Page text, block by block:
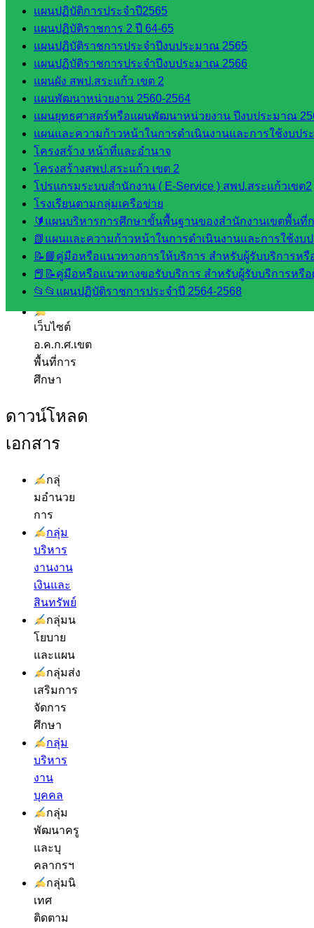
แผนปฏิบัติการประจำปี2565
แผนปฏิบัติราชการ 2 ปี 64-65
แผนปฏิบัติราชการประจำปีงบประมาณ 2565
แผนปฏิบัติราชการประจำปีงบประมาณ 2566
แผนผัง สพป.สระแก้ว เขต 2
แผนพัฒนาหน่วยงาน 2560-2564
แผนยุทธศาสตร์หรือแผนพัฒนาหน่วยงาน ปีงบประมาณ
แผนและความก้าวหน้าในการดำเนินงานและการใช้งบป
โครงสร้าง หน้าที่และอำนาจ
โครงสร้างสพป.สระแก้ว เขต 2
โปรแกรมระบบสำนักงาน ( E-Service ) สพป.สระแก้วเขต2
โรงเรียนตามกลุ่มเครือข่าย
🔰แผนบริหารการศึกษาขั้นพื้นฐานของสำนักงานเขตพื้นที่
📗แผนและความก้าวหน้าในการดำเนินงานและการใช้งบ
📝📘คู่มือหรือแนวทางการให้บริการ สำหรับผู้รับบริการห
📕📝คู่มือหรือแนวทางขอรับบริการ สำหรับผู้รับบริการหรื
📂📂แผนปฏิบัติราชการประจำปี 2564-2568
ศน.นิพนธ์
พรมพิไล
ห้อง
นิเทศ
ศน.ชยา
ศน.อัญชลี
นิเทศ
ดร.สราว
ดี เพ็งศรี
โคตร
เว็บไซต์
คณะ
กรรมการ
ก.ต.ป.น.
เว็บไซต์
อ.ค.ก.ศ.เขต
พื้นที่การ
ศึกษา
ดาวน์โหลด
เอกสาร
กลุ่
มอำนวย
การ
กลุ่ม
บริหาร
งานงาน
เงินและ
สินทรัพย์
กลุ่มน
โยบาย
และแผน
กลุ่มส่ง
เสริมการ
จัดการ
ศึกษา
กลุ่ม
บริหาร
งาน
บุคคล
กลุ่ม
พัฒนาครู
และบุ
คลากรฯ
กลุ่มนิ
เทศ
ติดตาม